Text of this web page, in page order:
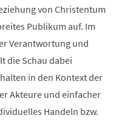
von Christentum
Publikum auf. Im
Verantwortung und
die Schau dabei
in den Kontext der
Akteure und einfacher
Handeln bzw.